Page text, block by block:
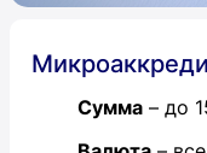
Сумма – до